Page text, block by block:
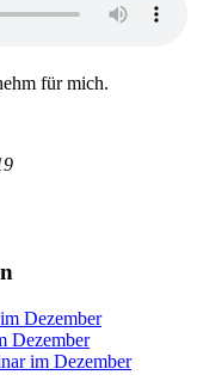
für mich.
Dezember
Dezember
im Dezember